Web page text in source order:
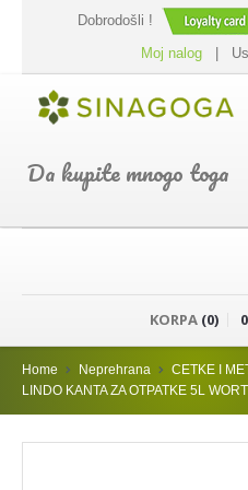
Dobrodošli !
Moj nalog
Da kupite mnogo toga
SHOP
PREHRANA
KORPA (0)
Home Neprehrana
CETKE I
LINDO KANTA ZA OTPATKE 5L